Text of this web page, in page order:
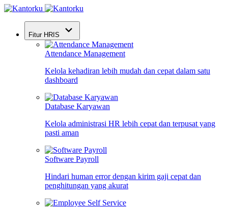
Fitur HRIS
Attendance Management
Kelola kehadiran lebih mudah dan cepat dalam satu
dashboard
Database Karyawan
Kelola administrasi HR lebih cepat dan terpusat yang
pasti aman
Software Payroll
Hindari human error dengan kirim gaji cepat dan
penghitungan yang akurat